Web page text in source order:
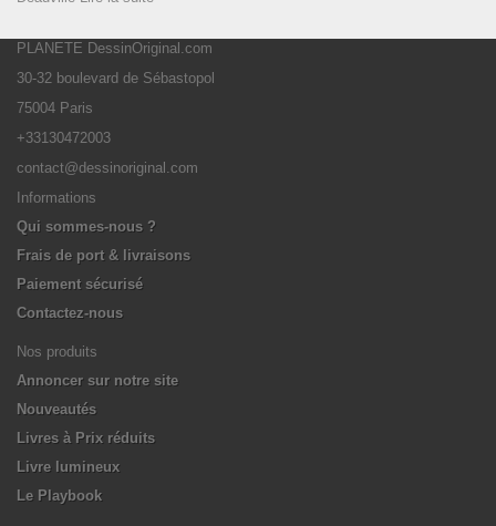
PLANETE DessinOriginal.com
30-32 boulevard de Sébastopol
75004 Paris
+33130472003
contact@dessinoriginal.com
Informations
Qui sommes-nous ?
Frais de port & livraisons
Paiement sécurisé
Contactez-nous
Nos produits
Annoncer sur notre site
Nouveautés
Livres à Prix réduits
Livre lumineux
Le Playbook